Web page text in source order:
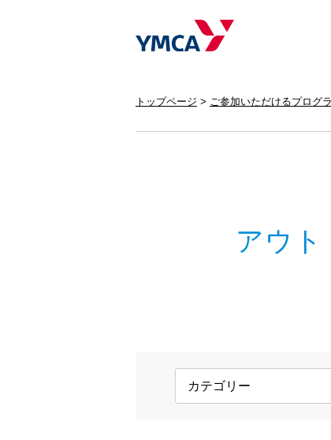
トップページ ご参加いただけるプログ
アウ